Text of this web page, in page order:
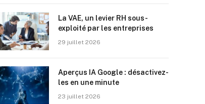
La VAE, un levier RH sous-
exploité par les entreprises
29 juillet 2026
Aperçus IA Google : désactivez-
les en une minute
23 juillet 2026